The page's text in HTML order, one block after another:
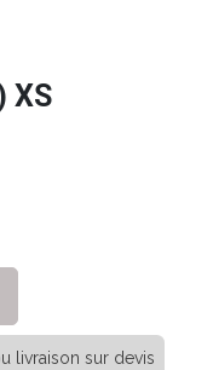
XS
livraison sur devis